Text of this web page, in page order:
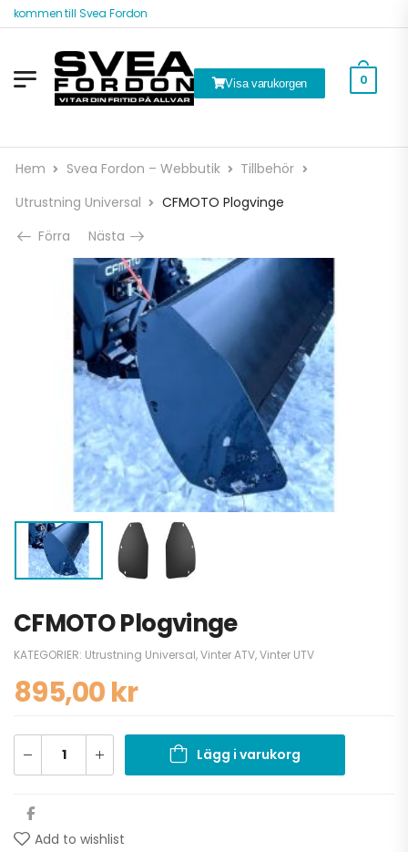
till Svea Fordon
Visa varukorgen 0
Hem Svea Fordon – Webbutik
Tillbehör
Utrustning Universal
CFMOTO Plogvinge
Förra
Nästa
CFMOTO Plogvinge
KATEGORIER: Utrustning Universal,Vinter ATV,Vinter UTV
895,00kr
Lägg i varukorg
Add to wishlist